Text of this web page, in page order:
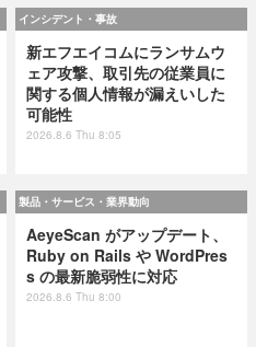
インシデント・事故
新エフエイコムにランサムウ
ェア攻撃、取引先の従業員に
関する個人情報が漏えいした
可能性
2026.8.6 Thu 8:05
製品・サービス・業界動向
AeyeScan がアップデート、
Ruby on Rails や WordPres
s の最新脆弱性に対応
2026.8.6 Thu 8:00